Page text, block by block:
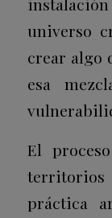
universo
crear algo
esa
El
territorios
práctica